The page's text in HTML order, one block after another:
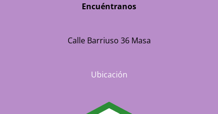
Encuéntranos
Calle Barriuso 36 Masa
Ubicación